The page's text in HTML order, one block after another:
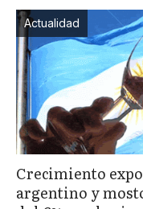
Actualidad
Crecimiento
argentino y